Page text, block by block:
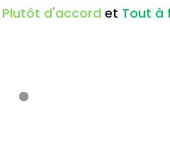
Plutôt d'accord et Tout à